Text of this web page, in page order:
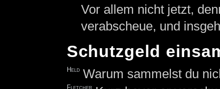
Vor allem nicht jetzt,
verabscheue, und
Schutzgeld
Held Warum sammelst du
Fletcher